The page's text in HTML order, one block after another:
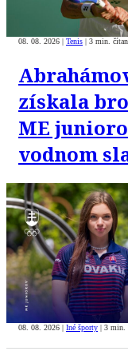
08. 08. 2026 | Tenis | 3 min.
získala
ME
vodnom
08. 08. 2026 | Iné športy | 3 min.